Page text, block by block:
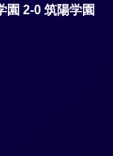
園 2-0 筑陽学園